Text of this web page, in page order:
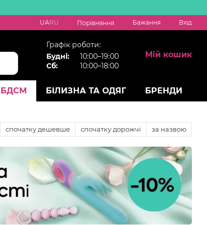
UARU Порівняння Бажання Вхід
Графік роботи:
Будні:
10:00–19:00
Сб:
10:00–18:00
Мій кошик
БДСМ БІЛИЗНА ТА ОДЯГ БРЕНДИ
спочатку дешевше спочатку дорожчі за назвою